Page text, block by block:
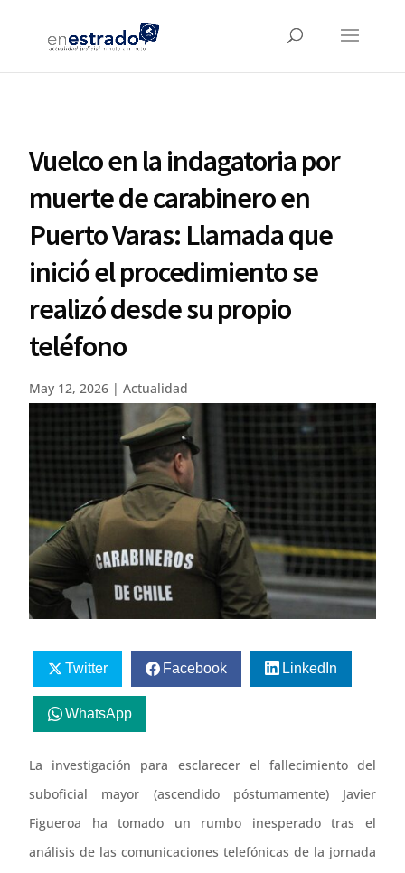
Vuelco en la indagatoria por
muerte de carabinero en
Puerto Varas: Llamada que
inició el procedimiento se
realizó desde su propio
teléfono
May 12, 2026 |Actualidad
Twitter Facebook LinkedIn
WhatsApp
La investigación para esclarecer el fallecimiento del
suboficial mayor (ascendido póstumamente) Javier
Figueroa ha tomado un rumbo inesperado tras el
análisis de las comunicaciones telefónicas de la jornada